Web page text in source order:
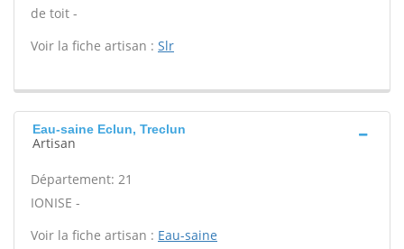
de toit -
Voir la fiche artisan : Slr
Eau-saine Eclun, Treclun
Artisan
Département: 21
IONISE -
Voir la fiche artisan : Eau-saine